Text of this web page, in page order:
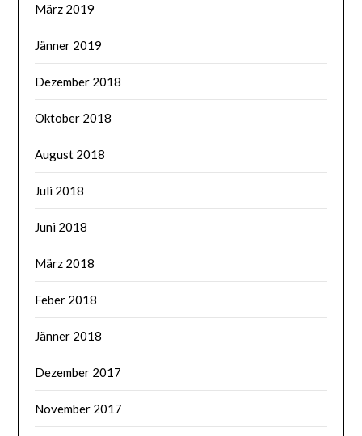
März 2019
Jänner 2019
Dezember 2018
Oktober 2018
August 2018
Juli 2018
Juni 2018
März 2018
Feber 2018
Jänner 2018
Dezember 2017
November 2017